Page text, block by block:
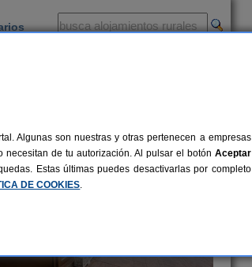
Algunas son nuestras y otras pertenecen a empresas
de tu autorización. Al pulsar el botón Aceptar
Estas últimas puedes desactivarlas por completo
DE COOKIES.